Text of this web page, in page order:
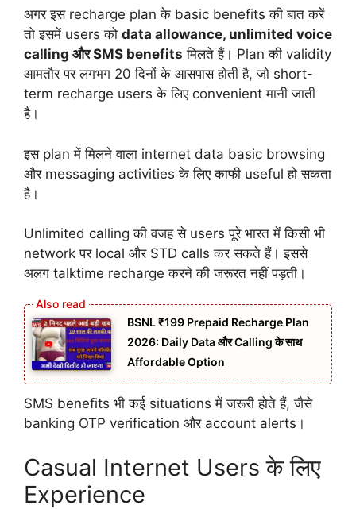
अगर इस recharge plan के basic benefits की बात करें
तो इसमें users को data allowance, unlimited voice
calling और SMS benefits मिलते हैं। Plan की validity
आमतौर पर लगभग 20 दिनों के आसपास होती है, जो short-
term recharge users के लिए convenient मानी जाती
है।
इस plan में मिलने वाला internet data basic browsing
और messaging activities के लिए काफी useful हो सकता
है।
Unlimited calling की वजह से users पूरे भारत में किसी भी
network पर local और STD calls कर सकते हैं। इससे
अलग talktime recharge करने की जरूरत नहीं पड़ती।
BSNL ₹199 Prepaid Recharge Plan
2026: Daily Data और Calling के साथ
Affordable Option
SMS benefits भी कई situations में जरूरी होते हैं, जैसे
banking OTP verification और account alerts।
Casual Internet Users के लिए
Experience